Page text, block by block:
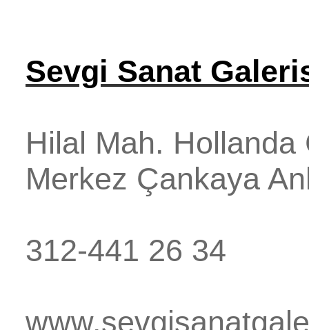
Sevgi Sanat
Hilal Mah.
Merkez Çankaya
312-441 26 34